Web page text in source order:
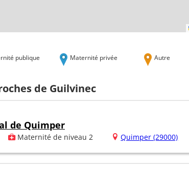
publique Maternité privée Autre
de Guilvinec
de Quimper
Maternité de niveau 2 Quimper (29000)